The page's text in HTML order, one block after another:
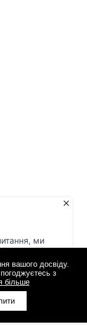
вашого досвіду.
з
більше